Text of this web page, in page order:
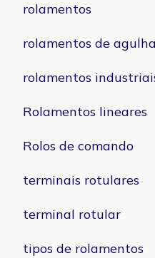
rolamentos
rolamentos de agulha
rolamentos
Rolamentos lineares
Rolos de comando
terminais rotulares
terminal rotular
tipos de rolamentos